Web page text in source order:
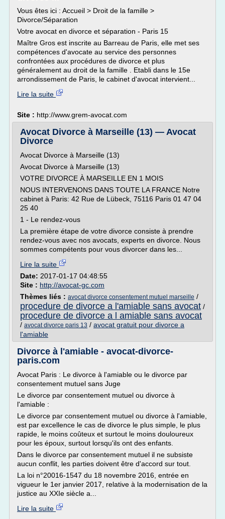
Vous êtes ici : Accueil > Droit de la famille >
Divorce/Séparation
Votre avocat en divorce et séparation - Paris 15
Maître Gros est inscrite au Barreau de Paris, elle met ses
compétences d'avocate au service des personnes
confrontées aux procédures de divorce et plus
généralement au droit de la famille . Etabli dans le 15e
arrondissement de Paris, le cabinet d'avocat intervient...
Lire la suite
Site : http://www.grem-avocat.com
Avocat Divorce à Marseille (13) — Avocat
Divorce
Avocat Divorce à Marseille (13)
Avocat Divorce à Marseille (13)
VOTRE DIVORCE À MARSEILLE EN 1 MOIS
NOUS INTERVENONS DANS TOUTE LA FRANCE Notre
cabinet à Paris: 42 Rue de Lübeck, 75116 Paris 01 47 04
25 40
1 - Le rendez-vous
La première étape de votre divorce consiste à prendre
rendez-vous avec nos avocats, experts en divorce. Nous
sommes compétents pour vous divorcer dans les...
Lire la suite
Date: 2017-01-17 04:48:55
Site : http://avocat-gc.com
Thèmes liés : avocat divorce consentement mutuel marseille /
procedure de divorce a l'amiable sans avocat /
procedure de divorce a l amiable sans avocat
/ avocat divorce paris 13 / avocat gratuit pour divorce a
l'amiable
Divorce à l'amiable - avocat-divorce-
paris.com
Avocat Paris : Le divorce à l'amiable ou le divorce par
consentement mutuel sans Juge
Le divorce par consentement mutuel ou divorce à
l'amiable :
Le divorce par consentement mutuel ou divorce à l'amiable,
est par excellence le cas de divorce le plus simple, le plus
rapide, le moins coûteux et surtout le moins douloureux
pour les époux, surtout lorsqu'ils ont des enfants.
Dans le divorce par consentement mutuel il ne subsiste
aucun conflit, les parties doivent être d'accord sur tout.
La loi n°20016-1547 du 18 novembre 2016, entrée en
vigueur le 1er janvier 2017, relative à la modernisation de la
justice au XXIe siècle a...
Lire la suite